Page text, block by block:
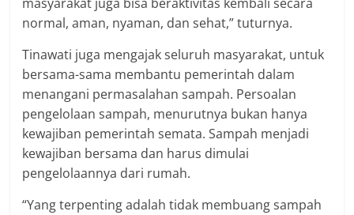
normal, aman, nyaman, dan sehat,” tuturnya.
Tinawati juga mengajak seluruh masyarakat, untuk
bersama-sama membantu pemerintah dalam
menangani permasalahan sampah. Persoalan
pengelolaan sampah, menurutnya bukan hanya
kewajiban pemerintah semata. Sampah menjadi
kewajiban bersama dan harus dimulai
pengelolaannya dari rumah.
“Yang terpenting adalah tidak membuang sampah